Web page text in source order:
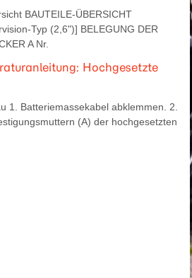
BAUTEILE-ÜBERSICHT
Typ (2,6")] BELEGUNG DER
A Nr.
Hochgesetzte
1. Batteriemassekabel abklemmen. 2.
(A) der hochgesetzten